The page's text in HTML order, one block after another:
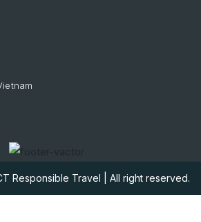
Responsible Travel | All right reserved.